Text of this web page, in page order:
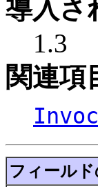
導入さ
1.3
関連項
フィール